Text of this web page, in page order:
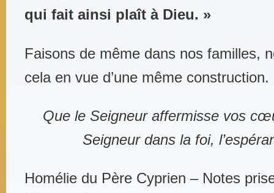
qui fait ainsi plaît à Dieu. »
Faisons de même dans nos familles,
cela en vue d’une même construction.
Que le Seigneur affermisse vos
Seigneur dans la foi,
Homélie du Père Cyprien – Notes